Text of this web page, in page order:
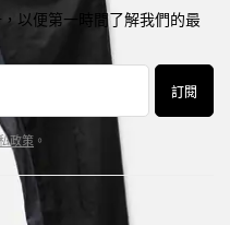
以便第一時間了解我們的最
訂閱
政策 。